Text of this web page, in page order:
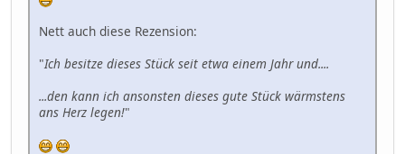
Nett auch diese Rezension:
"Ich besitze dieses Stück seit etwa einem Jahr und....
...den kann ich ansonsten dieses gute Stück wärmstens
ans Herz legen!"